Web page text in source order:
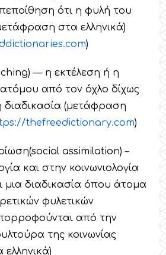
ότι η φυλή του
στα ελληνικά)
.com)
— η εκτέλεση ή η
από τον όχλο δίχως
διαδικασία (μετάφραση
://thefreedictionary.com)
assimilation) –
και στην κοινωνιολογία
μια διαδικασία όπου άτομα
φυλετικών
από την
της κοινωνίας